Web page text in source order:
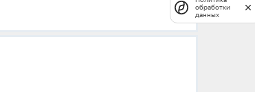
обработки
данных